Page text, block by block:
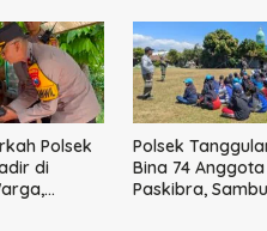
Polsek
di
Polsek
Bina 74 Anggota
Paskibra,